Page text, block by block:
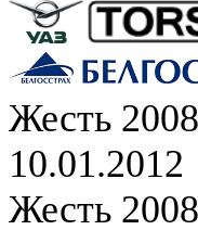
Жесть 2008
10.01.2012
Жесть